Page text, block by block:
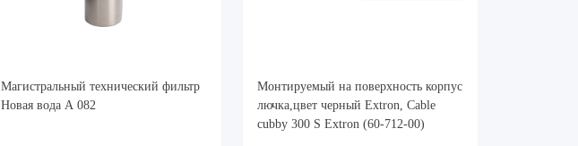
Магистральный технический фильтр
Новая вода А 082
Монтируемый на поверхность корпус
лючка,цвет черный Extron, Cable
cubby 300 S Extron (60-712-00)